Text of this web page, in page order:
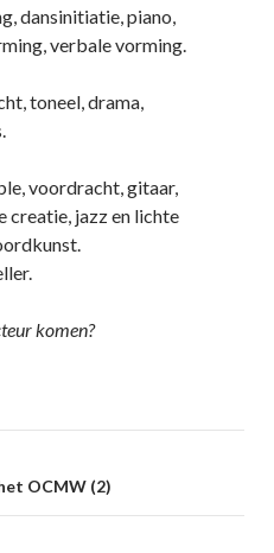
dansinitiatie, piano,
verbale vorming.
toneel, drama,
voordracht, gitaar,
creatie, jazz en lichte
komen?
OCMW (2)